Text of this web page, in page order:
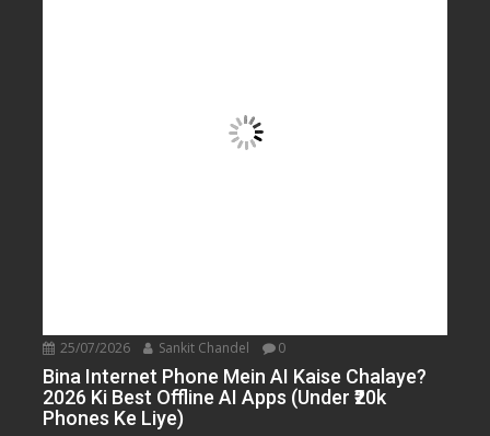
25/07/2026 Sankit Chandel 0
Bina Internet Phone Mein AI Kaise Chalaye?
2026 Ki Best Offline AI Apps (Under ₹20k
Phones Ke Liye)